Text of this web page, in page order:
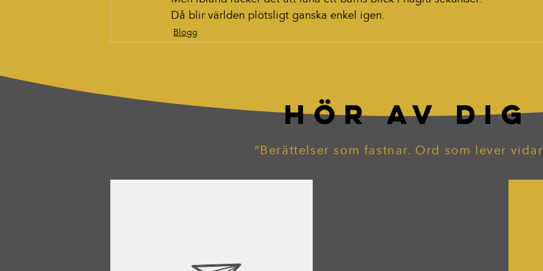
Då blir världen plötsligt ganska enkel igen.
Blogg
HÖR AV DIG
“Berättelser som fastnar. Ord som lever